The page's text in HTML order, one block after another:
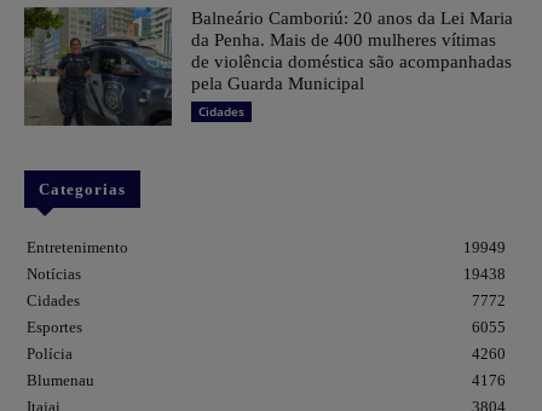
Balneário Camboriú: 20 anos da Lei Maria
da Penha. Mais de 400 mulheres vítimas
de violência doméstica são acompanhadas
pela Guarda Municipal
Cidades
Categorias
Entretenimento
19949
Notícias
19438
Cidades
7772
Esportes
6055
Polícia
4260
Blumenau
4176
Itajai
3804